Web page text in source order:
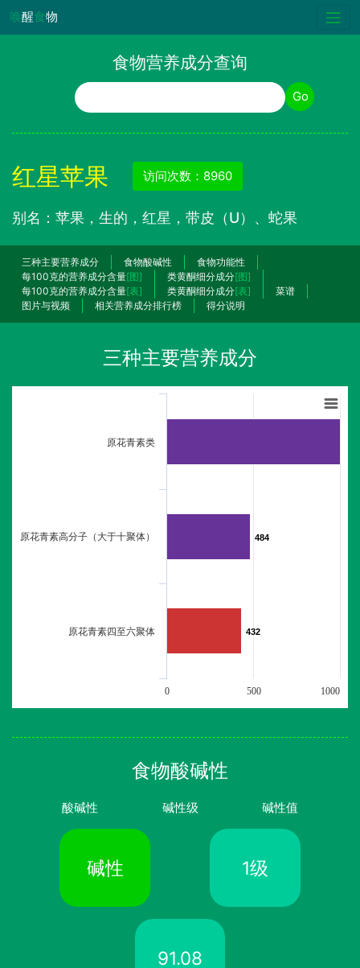
唤醒食物
食物营养成分查询
食物名称 Go
红星苹果 访问次数：8960
别名：苹果，生的，红星，带皮（U）、蛇果
三种主要营养成分 食物酸碱性
食物功能性
每100克的营养成分含量[图] 类黄酮细分成分[图]
每100克的营养成分含量[表] 类黄酮细分成分[表]
菜谱
图片与视频
相关营养成分排行榜 得分说明
三种主要营养成分
484
484
432
432
原花青素类
原花青素高分子（大于十聚体）
原花青素四至六聚体
0 500 1000
食物酸碱性
酸碱性 碱性级 碱性值
碱性 1级
91.08